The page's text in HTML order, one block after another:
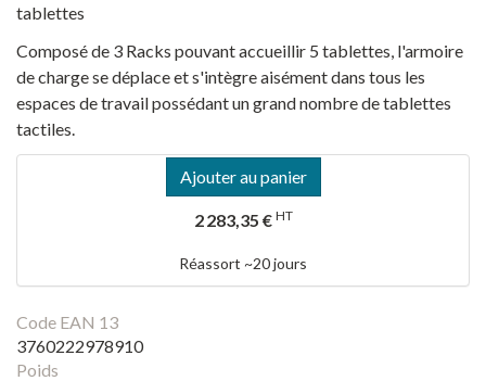
tablettes
Composé de 3 Racks pouvant accueillir 5 tablettes, l'armoire
de charge se déplace et s'intègre aisément dans tous les
espaces de travail possédant un grand nombre de tablettes
tactiles.
Ajouter au panier
2 283,35 € HT
Réassort ~20 jours
Code EAN 13
3760222978910
Poids